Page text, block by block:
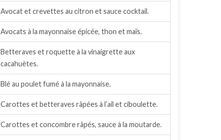
Avocat et crevettes au citron et sauce cocktail.
Avocats à la mayonnaise épicée, thon et maïs.
Betteraves et roquette à la vinaigrette aux
cacahuètes.
Blé au poulet fumé à la mayonnaise.
Carottes et betteraves râpées à l’ail et ciboulette.
Carottes et concombre râpés, sauce à la moutarde.